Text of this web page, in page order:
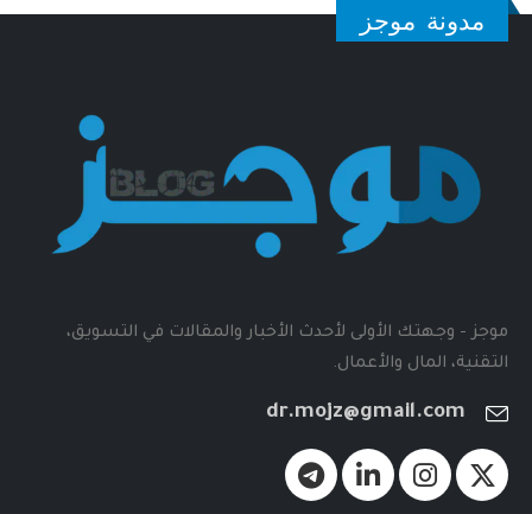
مدونة موجز
موجز - وجهتك الأولى لأحدث الأخبار والمقالات في التسويق،
التقنية، المال والأعمال.
dr.mojz@gmail.com